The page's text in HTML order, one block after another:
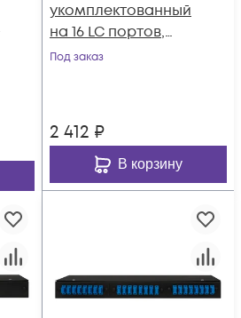
укомплектованный
на 16 LC портов,
черный (комплект с
Под заказ
2 412 ₽
В корзину